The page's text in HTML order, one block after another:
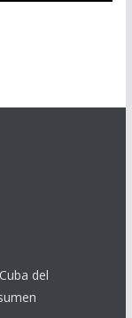
del